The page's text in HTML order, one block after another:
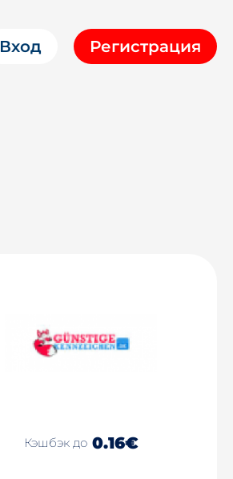
Вход Регистрация
Кэшбэк до 0.16€